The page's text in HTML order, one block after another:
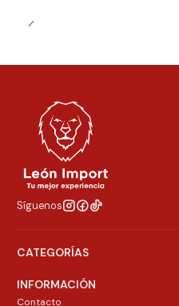
Síguenos
CATEGORÍAS
INFORMACIÓN
Contacto